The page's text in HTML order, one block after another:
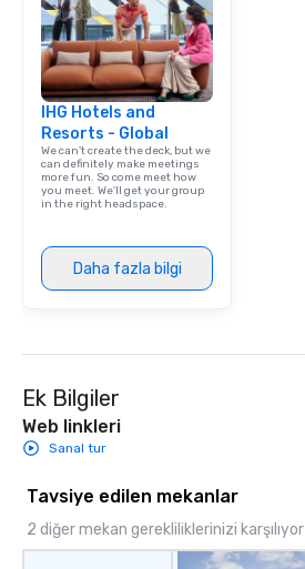
IHG Hotels and
Resorts - Global
We can't create the deck, but we
can definitely make meetings
more fun. So come meet how
you meet. We'll get your group
in the right headspace.
Daha fazla bilgi
Ek Bilgiler
Web linkleri
Sanal tur
Tavsiye edilen mekanlar
2 diğer mekan gerekliliklerinizi karşılıyor